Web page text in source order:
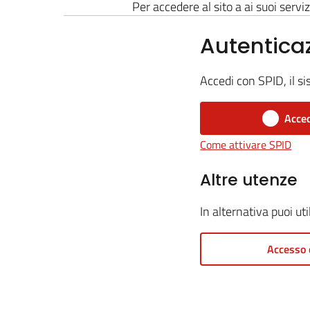
Per accedere al sito a ai suoi
Accedi con SPID, il
Come attivare SPID
Altre utenze
In alternativa puoi